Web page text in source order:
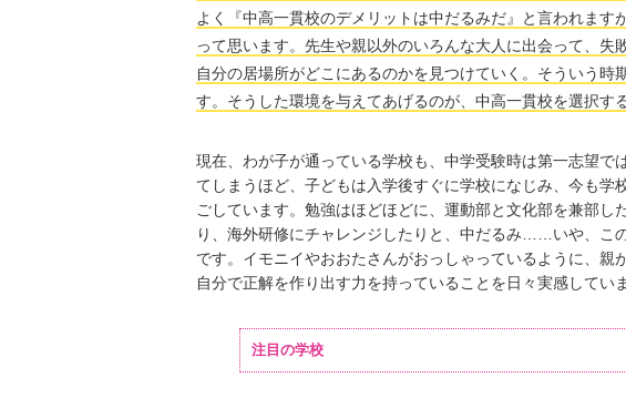
よく『中高一貫校のデメリットは中だるみだ』と言われます
って思います。先生や親以外のいろんな大人に出会って、失
自分の居場所がどこにあるのかを見つけていく。そういう時
す。そうした環境を与えてあげるのが、中高一貫校を選択す
現在、わが子が通っている学校も、中学受験時は第一志望で
てしまうほど、子どもは入学後すぐに学校になじみ、今も学
ごしています。勉強はほどほどに、運動部と文化部を兼部し
り、海外研修にチャレンジしたりと、中だるみ……いや、こ
です。イモニイやおおたさんがおっしゃっているように、親
自分で正解を作り出す力を持っていることを日々実感していま
注目の学校